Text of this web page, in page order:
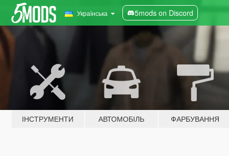
Українська 5mods on Discord
ІНСТРУМЕНТИ АВТОМОБІЛЬ ФАРБУВАННЯ